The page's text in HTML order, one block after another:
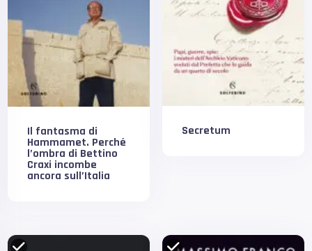
Il fantasma di
Hammamet. Perché
l’ombra di Bettino
Craxi incombe
ancora sull’Italia
Secretum